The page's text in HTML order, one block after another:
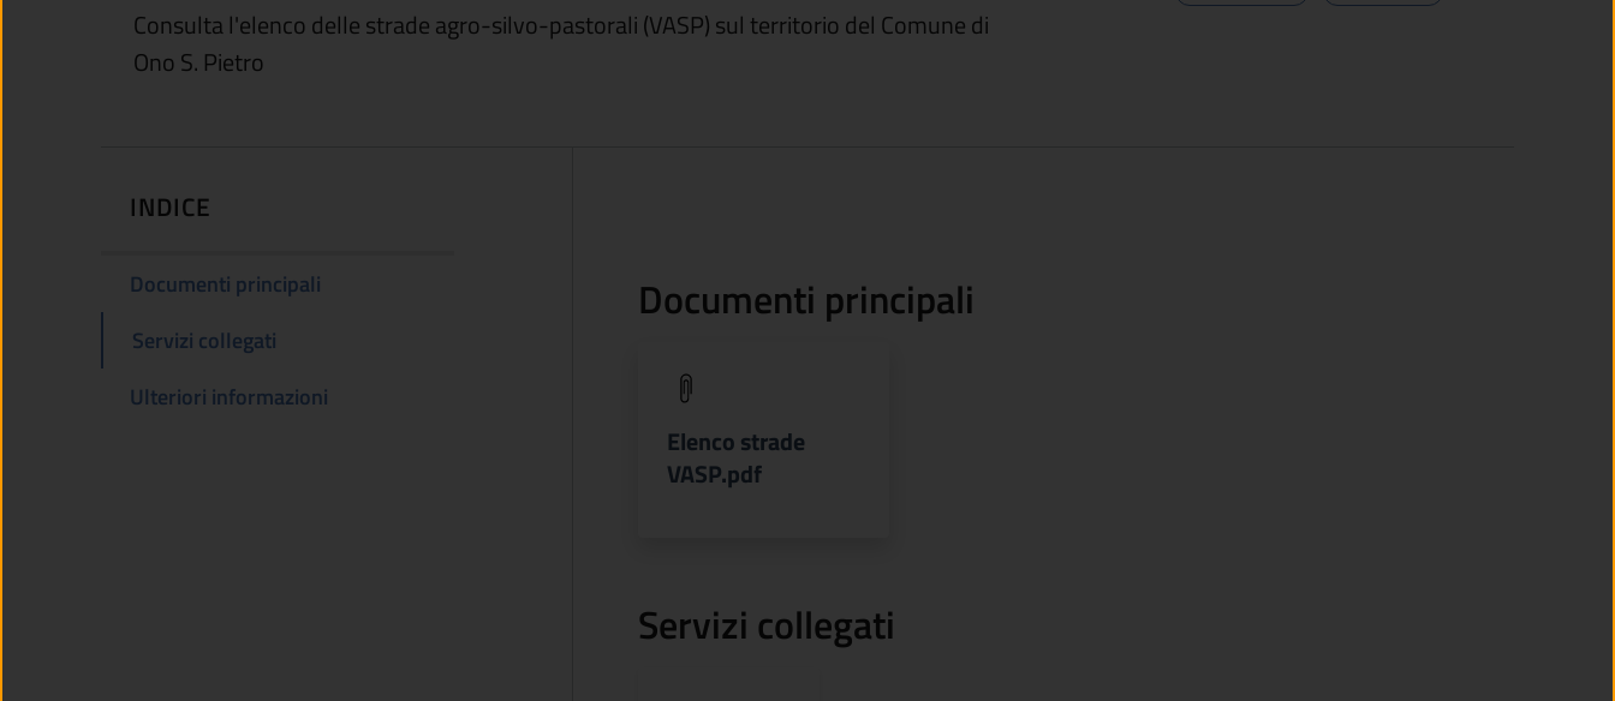
Consulta l'elenco delle strade agro-silvo-pastorali (VASP) sul territorio del Comune di
Ono S. Pietro
INDICE
Documenti principali
Servizi collegati
Ulteriori informazioni
Documenti principali
Elenco strade
VASP.pdf
(apre in un'altra scheda).
Servizi collegati